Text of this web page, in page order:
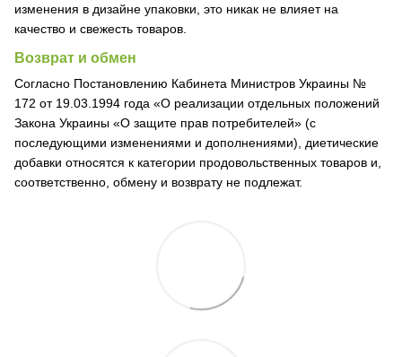
изменения в дизайне упаковки, это никак не влияет на
качество и свежесть товаров.
Возврат и обмен
Согласно Постановлению Кабинета Министров Украины №
172 от 19.03.1994 года «О реализации отдельных положений
Закона Украины «О защите прав потребителей» (с
последующими изменениями и дополнениями), диетические
добавки относятся к категории продовольственных товаров и,
соответственно, обмену и возврату не подлежат.